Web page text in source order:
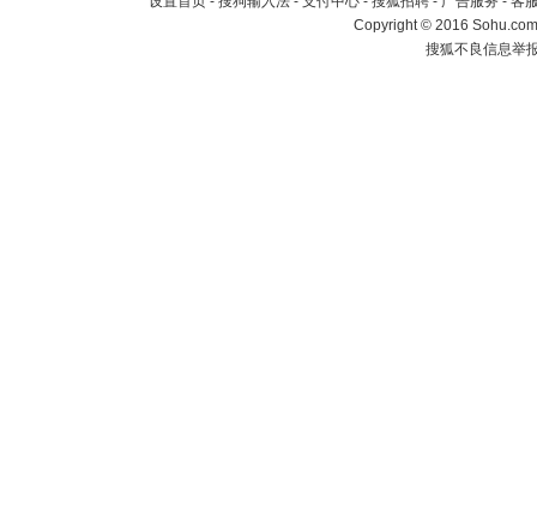
Copyright©2016
搜狐不良信息举